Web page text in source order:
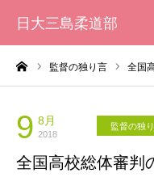
日大三島柔道部
監督の独り言 全国
9 8月
2018
監督の独
全国高校総体審判
HOME
柔道部 紹介
ブログ